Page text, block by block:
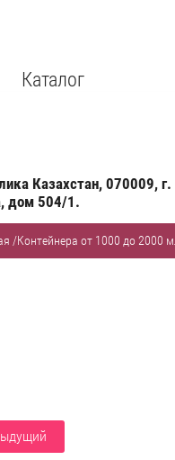
Каталог
Казахстан, 070009,
дом 504/1.
/Контейнера от 1000 до 2000